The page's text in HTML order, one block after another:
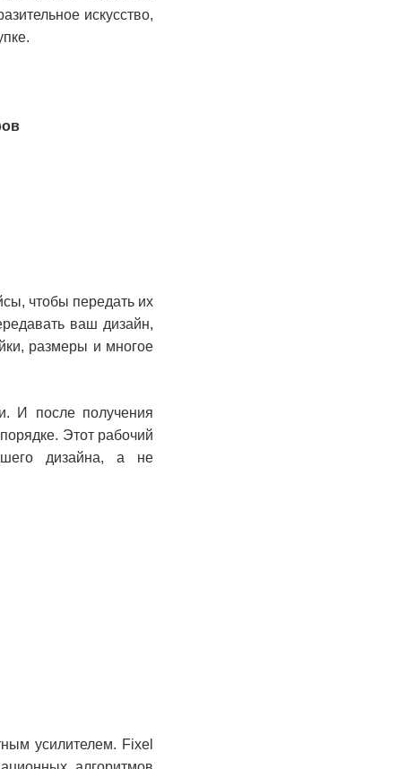
искусство,
чтобы передать их
ваш дизайн,
размеры и многое
И после получения
Этот рабочий
дизайна, а не
усилителем. Fixel